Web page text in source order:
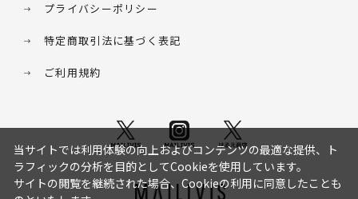
プライバシーポリシー
特定商取引法に基づく表記
ご利用規約
当サイトでは利用体験の向上およびコンテンツの最適な提供、ト
ラフィックの分析を目的としてCookieを使用しています。
サイトの閲覧を継続された場合、Cookieの利用に同意したことも